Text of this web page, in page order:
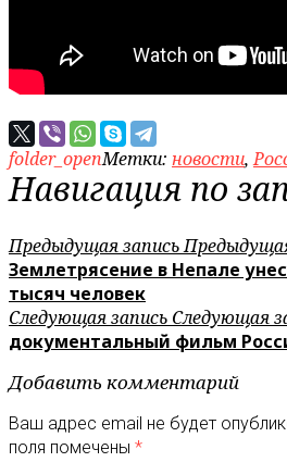
folder_openМетки: новости,
Навигация по
Предыдущая запись
Землетрясение в Непале
тысяч человек
Следующая запись Следующая
документальный фильм
Добавить комментарий
Ваш адрес email не будет
поля помечены *